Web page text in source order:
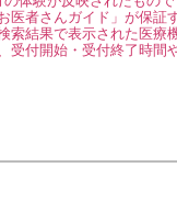
お医者さんガイド」が保証
索結果で表示された医療
受付開始・受付終了時間